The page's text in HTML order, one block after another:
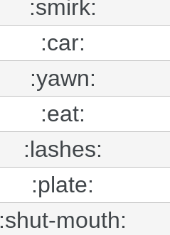
:smirk:
:car:
:yawn:
:eat:
:lashes:
:plate:
:shut-mouth: